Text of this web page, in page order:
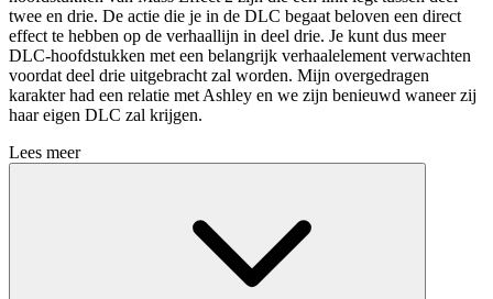
twee en drie. De actie die je in de DLC begaat beloven een direct
effect te hebben op de verhaallijn in deel drie. Je kunt dus meer
DLC-hoofdstukken met een belangrijk verhaalelement verwachten
voordat deel drie uitgebracht zal worden. Mijn overgedragen
karakter had een relatie met Ashley en we zijn benieuwd waneer zij
haar eigen DLC zal krijgen.
Lees meer